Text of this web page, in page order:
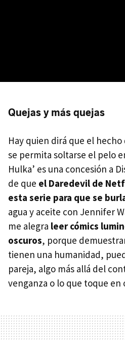
Quejas y más quejas
Hay quien dirá que el
se permita soltarse el pelo
Hulka’ es una concesión a
de que el Daredevil de
esta serie para que se
agua y aceite con Jennifer
me alegra leer cómics
oscuros, porque
tienen una humanidad,
pareja, algo más allá del
venganza o lo que toque en